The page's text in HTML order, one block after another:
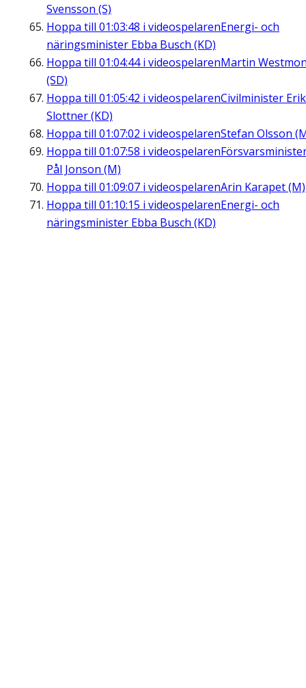
Svensson (S)
Hoppa till 01:03:48 i videospelarenEnergi- och
näringsminister Ebba Busch (KD)
Hoppa till 01:04:44i videospelarenMartin
(SD)
Hoppa till 01:05:42 i videospelarenCivilminister Erik
Slottner (KD)
Hoppa till 01:07:02 i videospelarenStefan Olsson
Hoppa till 01:07:58 i videospelaren
Pål Jonson (M)
Hoppa till 01:09:07 i videospelarenArin Karapet (M)
Hoppa till 01:10:15 i videospelarenEnergi- och
näringsminister Ebba Busch (KD)